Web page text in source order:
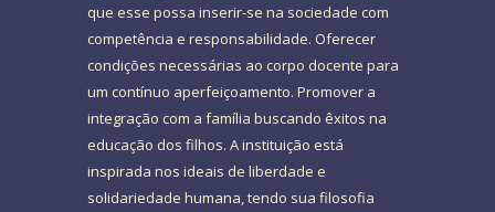
que esse possa inserir-se na sociedade com
competência e responsabilidade. Oferecer
condições necessárias ao corpo docente para
um contínuo aperfeiçoamento. Promover a
integração com a família buscando êxitos na
educação dos filhos. A instituição está
inspirada nos ideais de liberdade e
solidariedade humana, tendo sua filosofia